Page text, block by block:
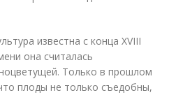
известна с конца XVIII
она считалась
Только в прошлом
плоды не только съедобны,